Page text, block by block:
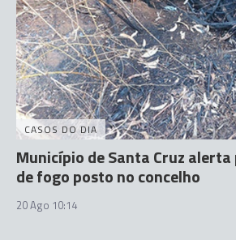
CASOS DO DIA
Município de Santa Cruz
de fogo posto no concelho
20 Ago 10:14